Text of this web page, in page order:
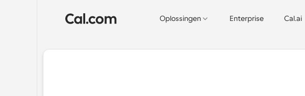
Oplossingen Enterprise Cal.ai